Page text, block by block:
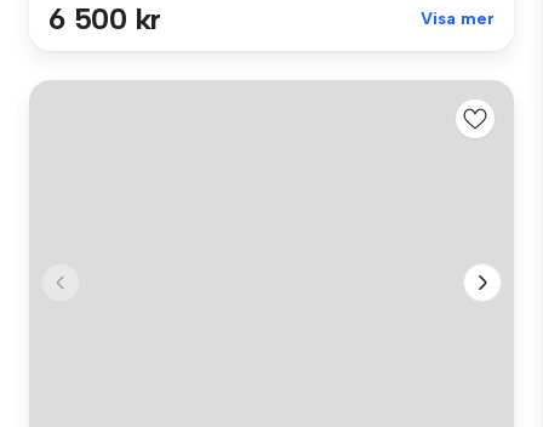
6 500 kr Visa mer